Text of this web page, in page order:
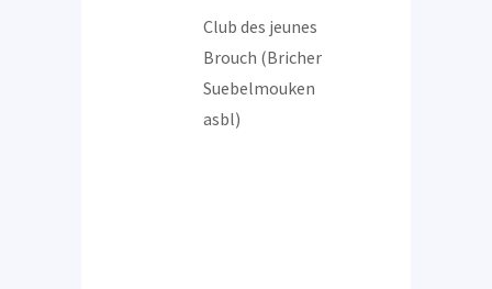
Club des jeunes
Brouch (Bricher
Suebelmouken
asbl)